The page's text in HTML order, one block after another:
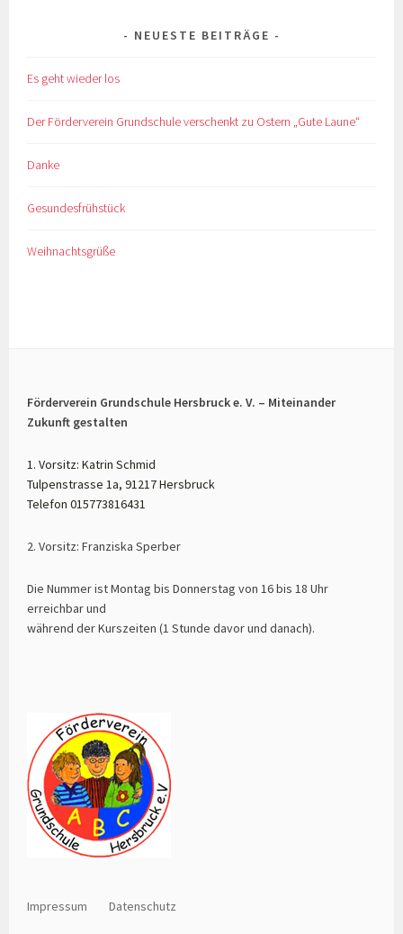
NEUESTE BEITRÄGE
Es geht wieder los
Der Förderverein Grundschule verschenkt zu Ostern „Gute Laune“
Danke
Gesundesfrühstück
Weihnachtsgrüße
Förderverein Grundschule Hersbruck e. V. – Miteinander
Zukunft gestalten
1. Vorsitz: Katrin Schmid
Tulpenstrasse 1a, 91217 Hersbruck
Telefon 015773816431
2. Vorsitz: Franziska Sperber
Die Nummer ist Montag bis Donnerstag von 16 bis 18 Uhr
erreichbar und
während der Kurszeiten (1 Stunde davor und danach).
Impressum Datenschutz